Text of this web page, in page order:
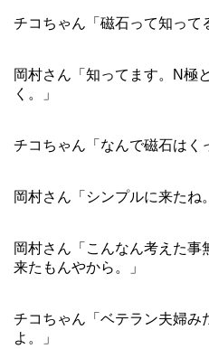
チコちゃん「磁石って知って
岡村さん「知ってます。N極
く。」
チコちゃん「なんで磁石はく
岡村さん「シンプルに来たね
岡村さん「こんなん考えた事
来たもんやから。」
チコちゃん「ベテラン夫婦み
よ。」